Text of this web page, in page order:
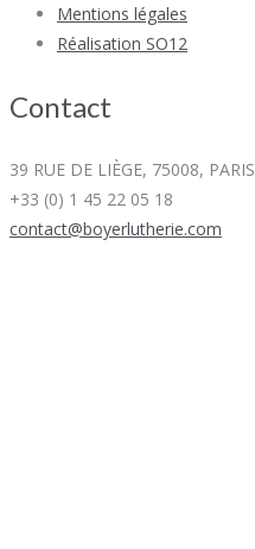
Mentions légales
Réalisation SO12
Contact
39 RUE DE LIÈGE, 75008, PARIS
+33 (0) 1 45 22 05 18
contact@boyerlutherie.com